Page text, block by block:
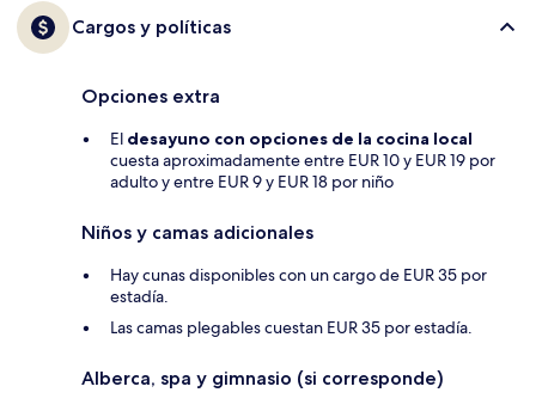
Cargos y políticas
Opciones extra
El desayuno con opciones de la cocina local
cuesta aproximadamente entre EUR 10 y EUR 19 por
adulto y entre EUR 9 y EUR 18 por niño
Niños y camas adicionales
Hay cunas disponibles con un cargo de EUR 35 por
estadía.
Las camas plegables cuestan EUR 35 por estadía.
Alberca, spa y gimnasio (si corresponde)